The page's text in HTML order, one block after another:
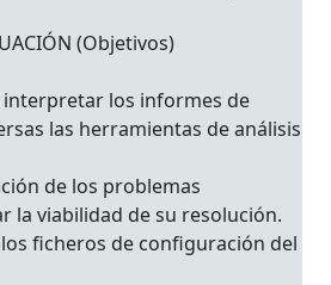
(Objetivos)
interpretar los informes de
las herramientas de análisis
de los problemas
la viabilidad de su resolución.
ficheros de configuración del